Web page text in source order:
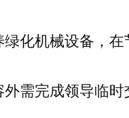
化机械设备，
外需完成领导临